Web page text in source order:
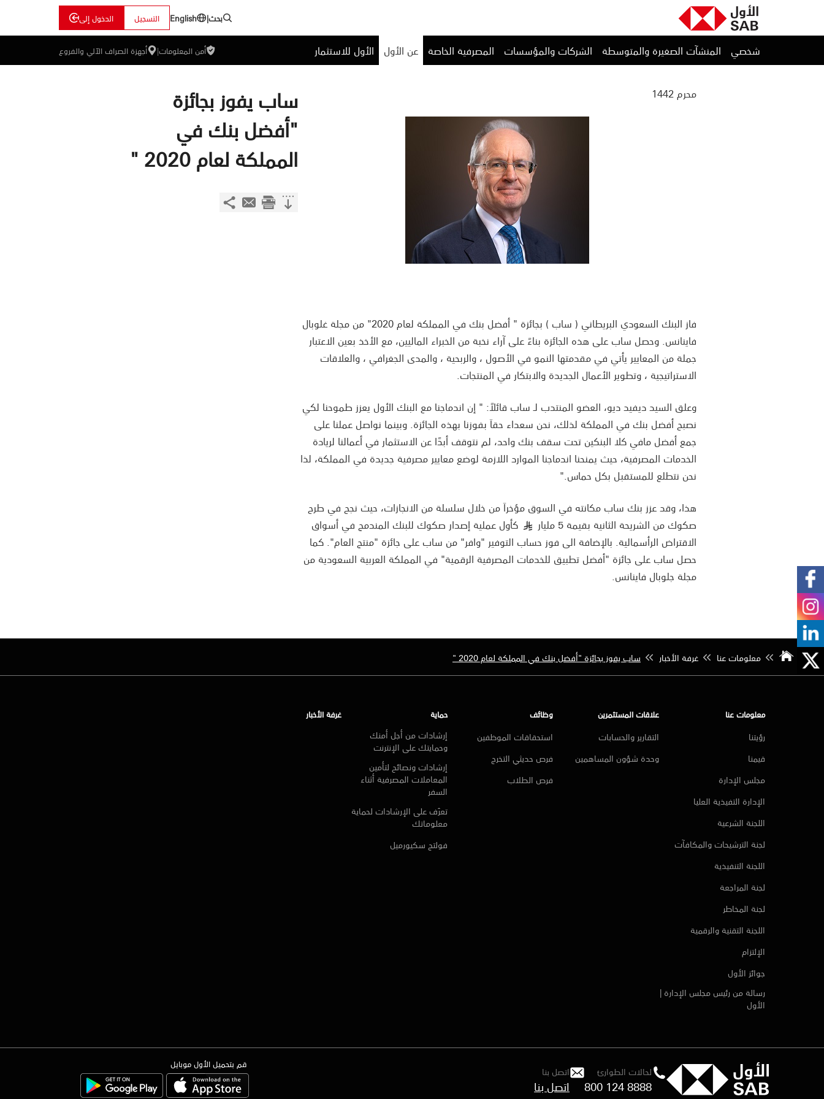
بحث|
English التسجيل الدخول إلى
شخصي المنشآت الصغيرة والمتوسطة الشركات والمؤسسات المصرفية الخاصة عن الأول الأول للاستثمار أمن المعلومات| أجهزة الصراف الآلي والفروع
ساب يفوز بجائزة
"أفضل بنك في
المملكة لعام 2020 "
محرم 1442
فاز البنك السعودي البريطاني ( ساب ) بجائزة " أفضل بنك في المملكة لعام 2020" من مجلة غلوبال
فاينانس. وحصل ساب على هذه الجائزة بناءً على آراء نخبة من الخبراء الماليين، مع الأخذ بعين الاعتبار
جملة من المعايير يأتي في مقدمتها النمو في الأصول ، والربحية ، والمدى الجغرافي ، والعلاقات
الاستراتيجية ، وتطوير الأعمال الجديدة والابتكار في المنتجات.
وعلق السيد ديفيد ديو، العضو المنتدب لـ ساب قائلاً: " إن اندماجنا مع البنك الأول يعزز طموحنا لكي
نصبح أفضل بنك في المملكة لذلك، نحن سعداء حقاَ بفوزنا بهذه الجائزة. وبينما نواصل عملنا على
جمع أفضل مافي كلا البنكين تحت سقف بنك واحد، لم نتوقف أبدًا عن الاستثمار في أعمالنا لريادة
الخدمات المصرفية، حيث يمنحنا اندماجنا الموارد اللازمة لوضع معايير مصرفية جديدة في المملكة، لذا
نحن نتطلع للمستقبل بكل حماس."
هذا، وقد عزز بنك ساب مكانته في السوق مؤخراَ من خلال سلسلة من الانجازات، حيث نجح في طرح
صكوك من الشريحة الثانية بقيمة 5 مليار
§ كأول عملية إصدار صكوك للبنك المندمج في أسواق
الاقتراض الرأسمالية. بالإضافة الى فوز حساب التوفير "وافر" من ساب على جائزة "منتج العام". كما
حصل ساب على جائزة "أفضل تطبيق للخدمات المصرفية الرقمية" في المملكة العربية السعودية من
مجلة جلوبال فاينانس.
معلومات عنا غرفة الأخبار ساب يفوز بجائزة "أفضل بنك في المملكة لعام 2020 "
معلومات عنا
رؤيتنا
قيمنا
مجلس الإدارة
الإدارة التفيذية العليا
اللجنة الشرعية
لجنة الترشيحات والمكافآت
اللجنة التنفيذية
لجنة المراجعة
لجنة المخاطر
اللجنة التقنية والرقمية
الإلتزام
جوائز الأول
رسالة من رئيس مجلس الإدارة |
الأول
علاقات المستثمرين
التقارير والحسابات
وحدة شؤون المساهمين
وظائف
استحقاقات الموظفين
فرص حديثي التخرج
فرص الطلاب
حماية
إرشادات من أجل أمنك
وحمايتك على الإنترنت
إرشادات ونصائح لتأمين
المعاملات المصرفية أثناء
السفر
تعرّف على الإرشادات لحماية
معلوماتك
فولتج سكيورميل
غرفة الأخبار
لحالات الطوارئ
800 124 8888
اتصل بنا قم بتحميل الأول موبايل